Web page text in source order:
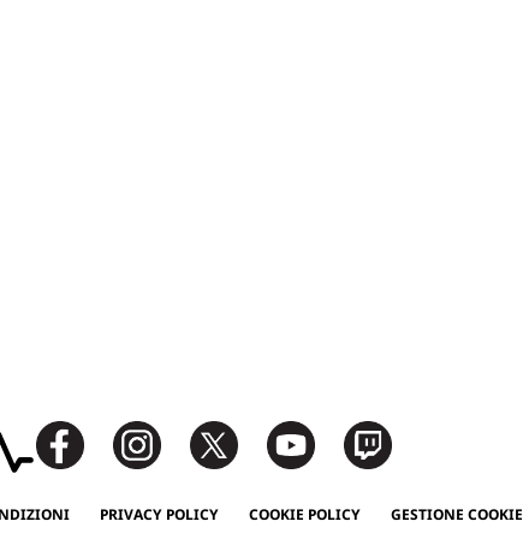
PRIVACY POLICY COOKIE POLICY GESTIONE COOKIE